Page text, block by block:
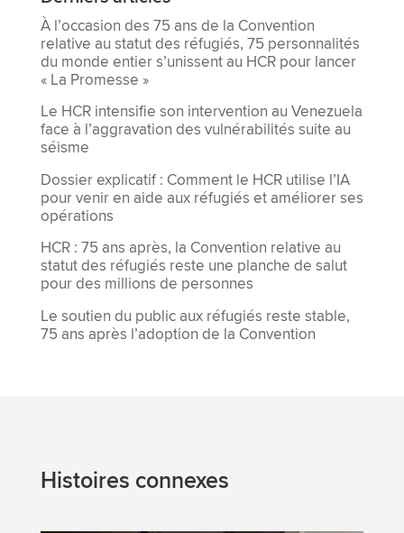
À l’occasion des 75 ans de la Convention
relative au statut des réfugiés, 75 personnalités
du monde entier s’unissent au HCR pour lancer
« La Promesse »
Le HCR intensifie son intervention au Venezuela
face à l’aggravation des vulnérabilités suite au
séisme
Dossier explicatif : Comment le HCR utilise l’IA
pour venir en aide aux réfugiés et améliorer ses
opérations
HCR : 75 ans après, la Convention relative au
statut des réfugiés reste une planche de salut
pour des millions de personnes
Le soutien du public aux réfugiés reste stable,
75 ans après l’adoption de la Convention
Histoires connexes